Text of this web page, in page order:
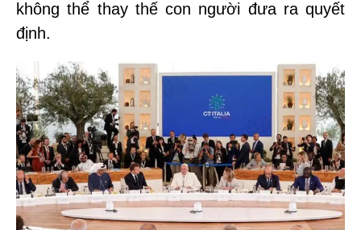
không thể thay thế con người đưa ra quyết
định.